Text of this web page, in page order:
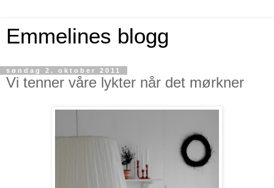
Emmelines blogg
søndag 2. oktober 2011
Vi tenner våre lykter når det mørkner